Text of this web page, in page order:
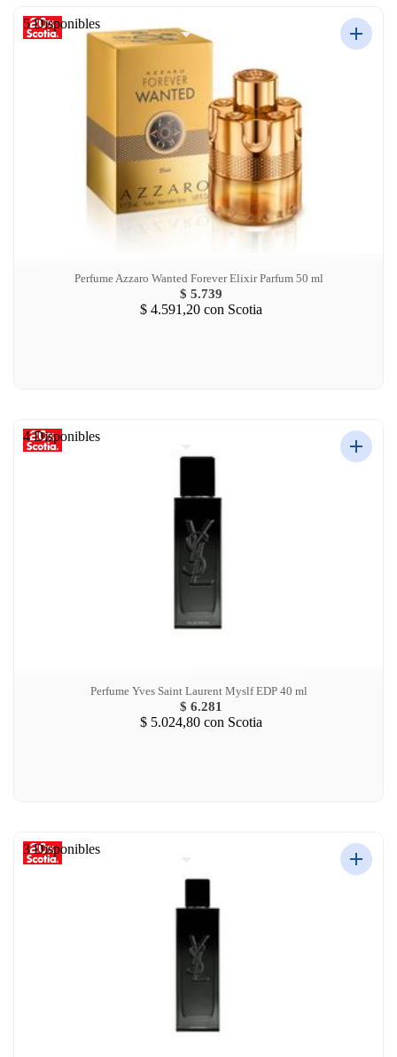
Perfume Azzaro Wanted Forever Elixir Parfum 50 ml
$ 5.739
$ 4.591,20 con Scotia
5 Disponibles
Perfume Yves Saint Laurent Myslf EDP 40 ml
$ 6.281
$ 5.024,80 con Scotia
4 Disponibles
3 Disponibles